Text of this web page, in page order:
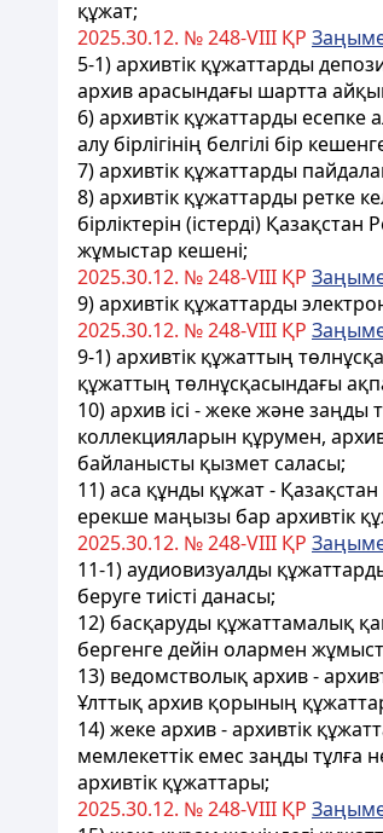
құжат;
2025.30.12. № 248-VIII ҚР
5-1) архивтік құжаттарды
архив арасындағы шартта
6) архивтік құжаттарды есепке
алу бірлігінің белгілі бір
7) архивтік құжаттарды
8) архивтік құжаттарды ретке
бірліктерін (істерді)
жұмыстар кешені;
2025.30.12. № 248-VIII ҚР
9) архивтік құжаттарды
2025.30.12. № 248-VIII ҚР
9-1) архивтік құжаттың
құжаттың төлнұсқасындағы
10) архив ісі - жеке және
коллекцияларын құрумен,
байланысты қызмет саласы;
11) аса құнды құжат -
ерекше маңызы бар архивтік
2025.30.12. № 248-VIII ҚР
11-1) аудиовизуалды
беруге тиісті данасы;
12) басқаруды құжаттамалық
бергенге дейін олармен
13) ведомстволық архив -
Ұлттық архив қорының
14) жеке архив - архивтік
мемлекеттік емес заңды
архивтік құжаттары;
2025.30.12. № 248-VIII ҚР